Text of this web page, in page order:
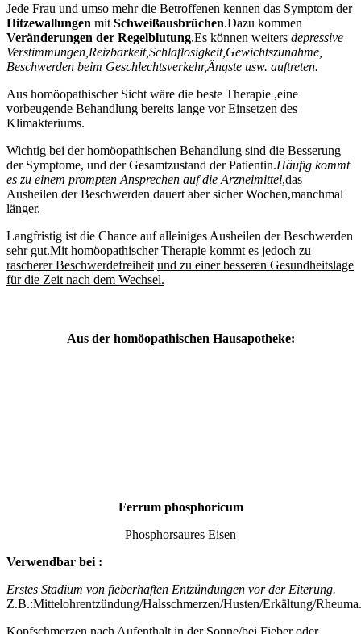
Jede Frau und umso mehr die Betroffenen kennen das Symptom der
Hitzewallungen mit Schweißausbrüchen.Dazu kommen
Veränderungen der Regelblutung.Es können weiters depressive
Verstimmungen,Reizbarkeit,Schlaflosigkeit,Gewichtszunahme,
Beschwerden beim Geschlechtsverkehr,Ängste usw. auftreten.
Aus homöopathischer Sicht wäre die beste Therapie ,eine
vorbeugende Behandlung bereits lange vor Einsetzen des
Klimakteriums.
Wichtig bei der homöopathischen Behandlung sind die Besserung
der Symptome, und der Gesamtzustand der Patientin.Häufig kommt
es zu einem prompten Ansprechen auf die Arzneimittel,das
Ausheilen der Beschwerden dauert aber sicher Wochen,manchmal
länger.
Langfristig ist die Chance auf alleiniges Ausheilen der Beschwerden
sehr gut.Mit homöopathischer Therapie kommt es jedoch zu
rascherer Beschwerdefreiheit und zu einer besseren Gesundheitslage
für die Zeit nach dem Wechsel.
Aus der homöopathischen Hausapotheke:
Ferrum phosphoricum
Phosphorsaures Eisen
Verwendbar bei :
Erstes Stadium von fieberhaften Entzündungen vor der Eiterung.
Z.B.:Mittelohrentzündung/Halsschmerzen/Husten/Erkältung/Rheuma.